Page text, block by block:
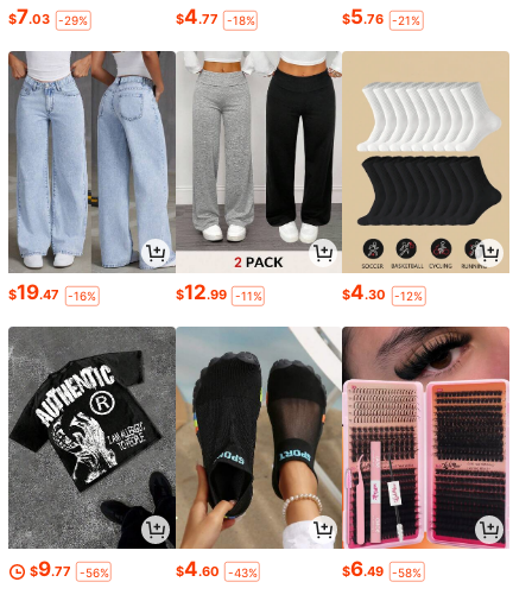
$7.03 -29% $4.77 -18% $5.76 -21%
$19.47 -16% $12.99 -11% $4.30 -12%
$9.77 -56% $4.60 -43% $6.49 -58%